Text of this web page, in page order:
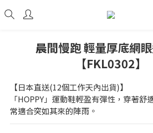
晨間慢跑 輕量厚底網
【FKL0302】
【日本直送(12個工作天內出貨)】
「HOPPY」運動鞋輕盈有彈性，穿著舒
常適合突如其來的陣雨。